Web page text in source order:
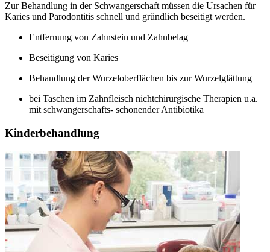
Zur Behandlung in der Schwangerschaft müssen die Ursachen für
Karies und Parodontitis schnell und gründlich beseitigt werden.
Entfernung von Zahnstein und Zahnbelag
Beseitigung von Karies
Behandlung der Wurzeloberflächen bis zur Wurzelglättung
bei Taschen im Zahnfleisch nichtchirurgische Therapien u.a.
mit schwangerschafts- schonender Antibiotika
Kinderbehandlung